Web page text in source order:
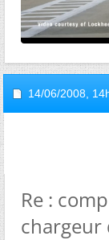
14/06/2008,
Re :
chargeur